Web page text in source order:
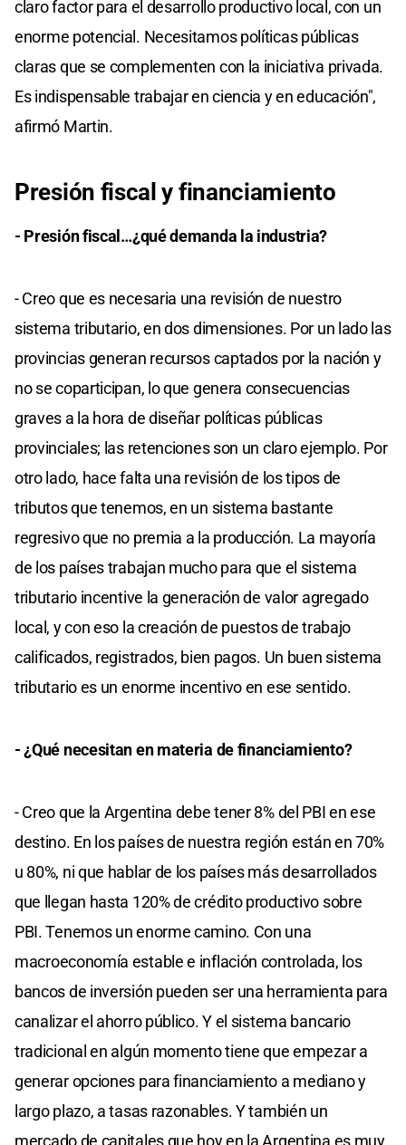
claro factor para el desarrollo productivo local, con un
enorme potencial. Necesitamos políticas públicas
claras que se complementen con la iniciativa privada.
Es indispensable trabajar en ciencia y en educación",
afirmó Martin.
Presión fiscal y financiamiento
- Presión fiscal…¿qué demanda la industria?
- Creo que es necesaria una revisión de nuestro
sistema tributario, en dos dimensiones. Por un lado las
provincias generan recursos captados por la nación y
no se coparticipan, lo que genera consecuencias
graves a la hora de diseñar políticas públicas
provinciales; las retenciones son un claro ejemplo. Por
otro lado, hace falta una revisión de los tipos de
tributos que tenemos, en un sistema bastante
regresivo que no premia a la producción. La mayoría
de los países trabajan mucho para que el sistema
tributario incentive la generación de valor agregado
local, y con eso la creación de puestos de trabajo
calificados, registrados, bien pagos. Un buen sistema
tributario es un enorme incentivo en ese sentido.
- ¿Qué necesitan en materia de financiamiento?
- Creo que la Argentina debe tener 8% del PBI en ese
destino. En los países de nuestra región están en 70%
u 80%, ni que hablar de los países más desarrollados
que llegan hasta 120% de crédito productivo sobre
PBI. Tenemos un enorme camino. Con una
macroeconomía estable e inflación controlada, los
bancos de inversión pueden ser una herramienta para
canalizar el ahorro público. Y el sistema bancario
tradicional en algún momento tiene que empezar a
generar opciones para financiamiento a mediano y
largo plazo, a tasas razonables. Y también un